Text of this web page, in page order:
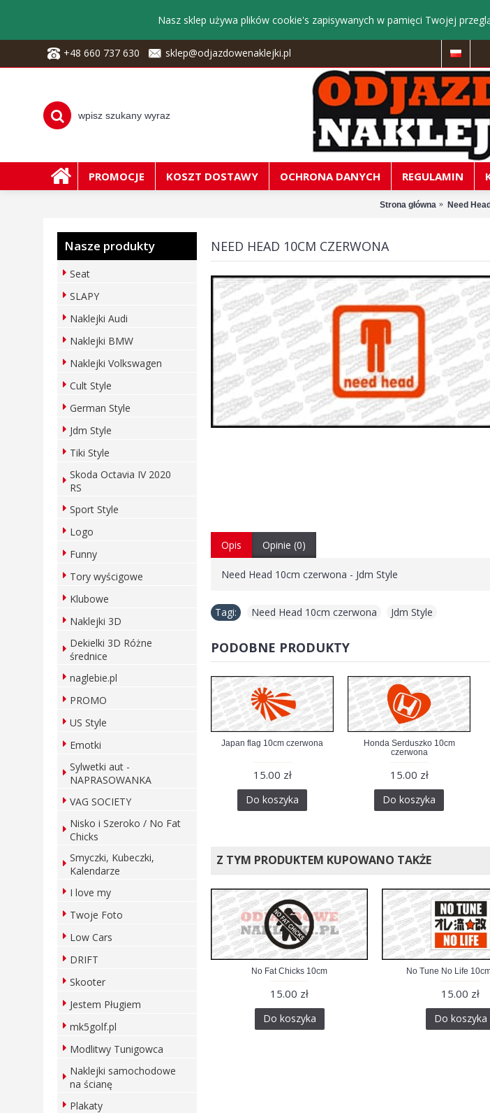
Nasz sklep używa plików cookie's zapisywanych w pamięci Twojej
+48 660 737 630 sklep@odjazdowenaklejki.pl
PROMOCJE KOSZT DOSTAWY OCHRONA DANYCH REGULAMIN
Strona główna Need
Nasze produkty
Seat
SLAPY
Naklejki Audi
Naklejki BMW
Naklejki Volkswagen
Cult Style
German Style
Jdm Style
Tiki Style
Skoda Octavia IV 2020
RS
Sport Style
Logo
Funny
Tory wyścigowe
Klubowe
Naklejki 3D
Dekielki 3D Różne
średnice
naglebie.pl
PROMO
US Style
Emotki
Sylwetki aut -
NAPRASOWANKA
VAG SOCIETY
Nisko i Szeroko / No Fat
Chicks
Smyczki, Kubeczki,
Kalendarze
I love my
Twoje Foto
Low Cars
DRIFT
Skooter
Jestem Pługiem
mk5golf.pl
Modlitwy Tunigowca
Naklejki samochodowe
na ścianę
Plakaty
NEED HEAD 10CM CZERWONA
Opis Opinie (0)
Need Head 10cm czerwona - Jdm Style
Tagi: Need Head 10cm czerwona Jdm Style
PODOBNE PRODUKTY
Japan flag 10cm czerwona
15.00 zł
Do koszyka
Honda Serduszko 10cm
czerwona
15.00 zł
Do koszyka
Z TYM PRODUKTEM KUPOWANO TAKŻE
No Fat Chicks 10cm
15.00 zł
Do koszyka
No Tune No Life
15.00 zł
Do koszyka